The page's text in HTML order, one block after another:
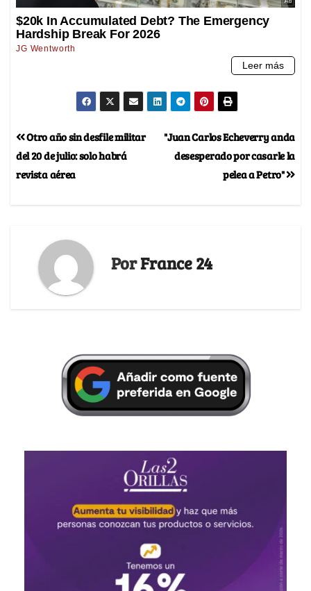
"Juan Carlos Echeverry anda
desesperado por casarle la
pelea a Petro"
Otro año sin desfile militar
del 20 de julio: solo habrá
revista aérea
PorFrance 24